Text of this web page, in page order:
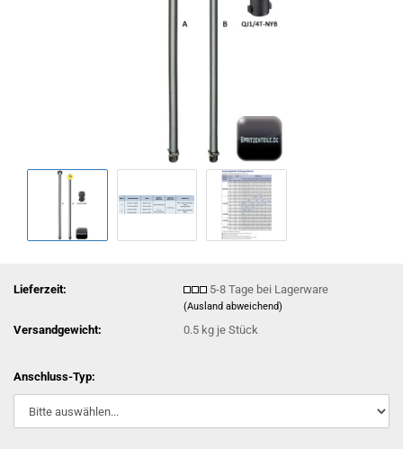
Lieferzeit: 5-8 Tage bei Lagerware
(Ausland abweichend)
Versandgewicht: 0.5 kg je Stück
Anschluss-Typ: